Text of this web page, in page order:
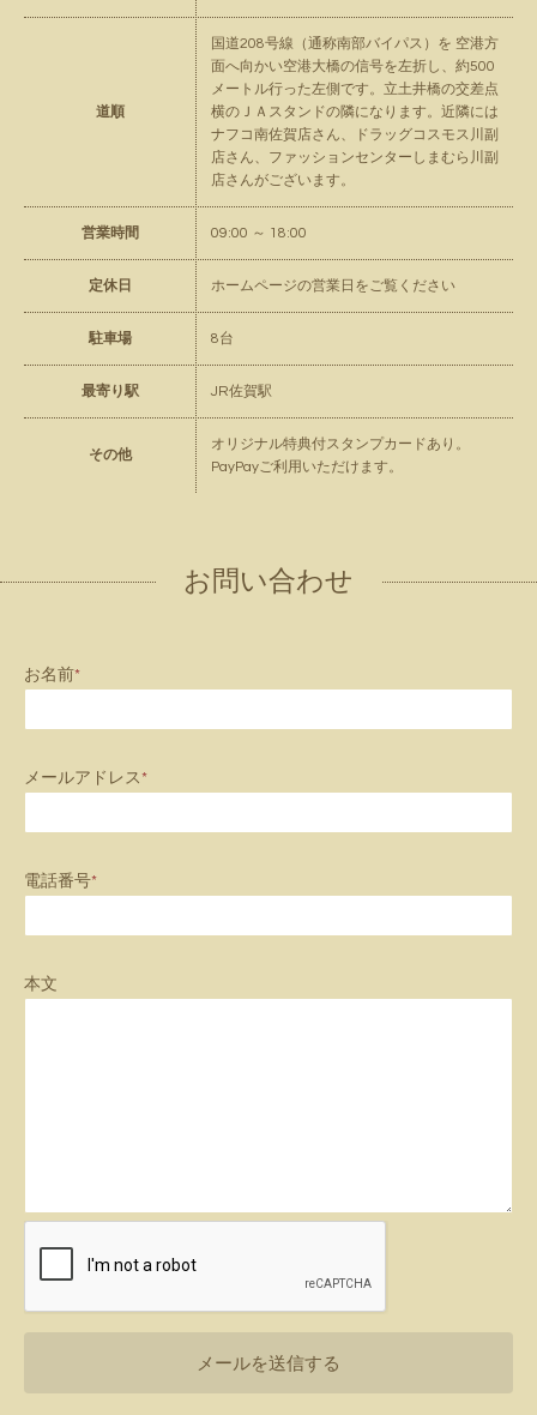
道順
国道208号線（通称南部バイパス）を 空港方
面へ向かい空港大橋の信号を左折し、約500
メートル行った左側です。立土井橋の交差点
横のＪＡスタンドの隣になります。近隣には
ナフコ南佐賀店さん、ドラッグコスモス川副
店さん、ファッションセンターしまむら川副
店さんがございます。
営業時間 09:00 ～ 18:00
定休日 ホームページの営業日をご覧ください
駐車場 8台
最寄り駅 JR佐賀駅
その他
オリジナル特典付スタンプカードあり。
PayPayご利用いただけます。
お問い合わせ
お名前*
メールアドレス*
電話番号*
本文